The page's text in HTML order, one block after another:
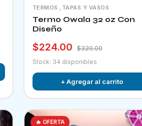
TERMOS ,TAPAS Y VASOS
Termo Owala 32 oz Con
Diseño
$224.00
$320.00
Stock: 34 disponibles
+ Agregar al carrito
🔥 OFERTA